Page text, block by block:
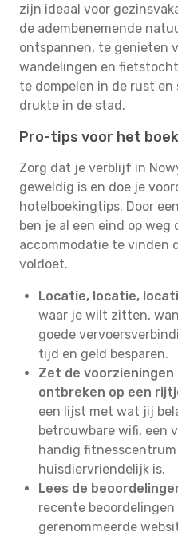
zijn ideaal voor
de adembenemende
ontspannen, te genieten
wandelingen en
te dompelen in de rust
drukte in de stad.
Pro-tips voor het
Zorg dat je verblijf in
geweldig is en doe je
hotelboekingtips. Door
ben je al een eind op weg
accommodatie te vinden
voldoet.
Locatie, locatie,
waar je wilt zitten,
goede
tijd en geld besparen.
Zet de voorzieningen
ontbreken op een
een lijst met wat jij
betrouwbare wifi, een
handig
huisdiervriendelijk is.
Lees de
recente
gerenommeerde